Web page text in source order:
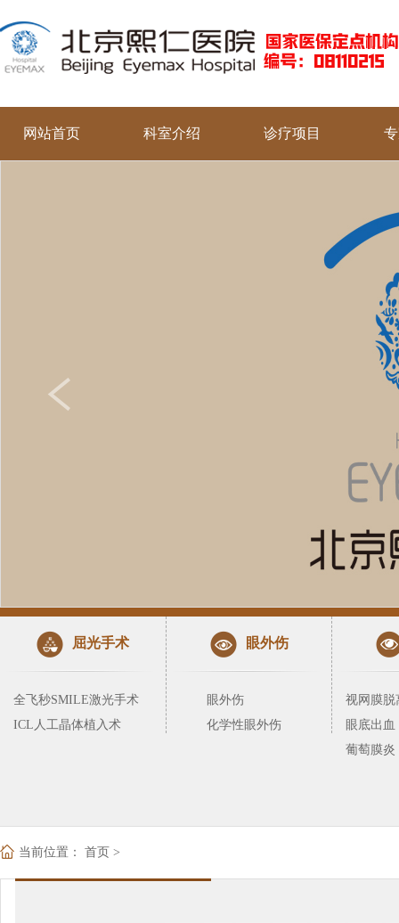
网站首页 科室介绍 诊疗项目
屈光手术
全飞秒SMILE激光手术
ICL人工晶体植入术
眼外伤
眼外伤
化学性眼外伤
视网膜脱
眼底出血
葡萄膜炎
当前位置： 首页 >